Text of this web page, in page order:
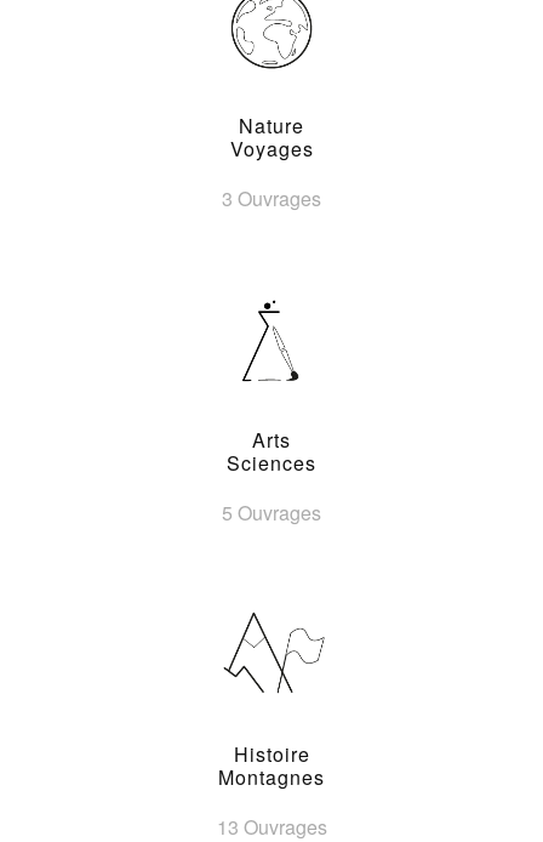
Nature
Voyages
3 Ouvrages
Arts
Sciences
5 Ouvrages
Histoire
Montagnes
13 Ouvrages